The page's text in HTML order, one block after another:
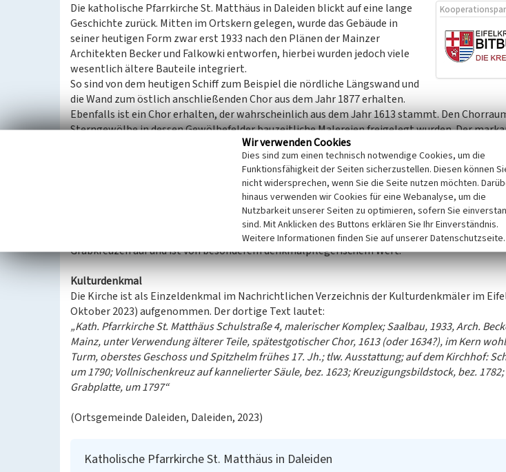
Die katholische Pfarrkirche St. Matthäus in Daleiden blickt auf eine lange
Geschichte zurück. Mitten im Ortskern gelegen, wurde das Gebäude in
seiner heutigen Form zwar erst 1933 nach den Plänen der Mainzer
Architekten Becker und Falkowki entworfen, hierbei wurden jedoch viele
wesentlich ältere Bauteile integriert.
So sind von dem heutigen Schiff zum Beispiel die nördliche Längswand und
die Wand zum östlich anschließenden Chor aus dem Jahr 1877 erhalten.
Ebenfalls ist ein Chor erhalten, der wahrscheinlich aus dem Jahr 1613 stammt. Den
Sterngewölbe in dessen Gewölbefelder bauzeitliche Malereien freigelegt wurden. Der
Südseite mit achtseitigem Spitzhelm scheint im Kern romanisch zu sein. Auch bei der
wurde beispielsweise die Kanzel aus dem 18. Jahrhundert und ein neugotischer Hochaltar
heutigen Neubau eingegliedert. Im Chor befinden sich eine Sakramentsnische mit zwei
Trotz der verschiedenen Bauphasen ergibt sich ein ausgesprochen stimmiges Bild, so dass
von Sankt Matthäus als Gesamtanlage mit dem angegliederten Friedhof einen idyllischen
Auch der Friedhof weist einen ausgesprochen gut erhaltenen und umfangreichen Bestand
Grabkreuzen auf und ist von besonderem denkmalpflegerischem Wert.
Kulturdenkmal
Die Kirche ist als Einzeldenkmal im Nachrichtlichen Verzeichnis der Kulturdenkmäler im
Oktober 2023) aufgenommen. Der dortige Text lautet:
„Kath. Pfarrkirche St. Matthäus Schulstraße 4, malerischer Komplex; Saalbau, 1933, Arch.
Mainz, unter Verwendung älterer Teile, spätestgotischer Chor, 1613 (oder 1634?), im Kern
Turm, oberstes Geschoss und Spitzhelm frühes 17. Jh.; tlw. Ausstattung; auf dem Kirchhof:
um 1790; Vollnischenkreuz auf kannelierter Säule, bez. 1623; Kreuzigungsbildstock, bez.
Grabplatte, um 1797“
(Ortsgemeinde Daleiden, Daleiden, 2023)
Katholische Pfarrkirche St. Matthäus in Daleiden
Wir verwenden Cookies
Dies sind zum einen technisch notwendige Cookies, um die
Funktionsfähigkeit der Seiten sicherzustellen. Diesen können
nicht widersprechen, wenn Sie die Seite nutzen möchten.
hinaus verwenden wir Cookies für eine Webanalyse, um die
Nutzbarkeit unserer Seiten zu optimieren, sofern Sie
sind. Mit Anklicken des Buttons erklären Sie Ihr Einverständnis.
Weitere Informationen finden Sie auf unserer Datenschutzseite.